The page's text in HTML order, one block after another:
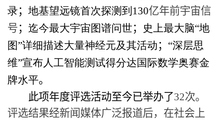
录； 地基望远镜首次探测到 130亿年前宇宙信
号； 迄今最大宇宙图谱问世；
史上最大脑“地
图”详细描述大量神经元及其活动； “深层思
维”宣布人工智能测试得分达国际数学奥赛金
牌水平。
此项年度评选活动至今已举办了32次。
评选结果经新闻媒体广泛报道后，在社会上